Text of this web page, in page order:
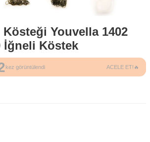
Kösteği Youvella 1402
İğneli Köstek
kez görüntülendi
kez satın alındı ACELE ET!🔥